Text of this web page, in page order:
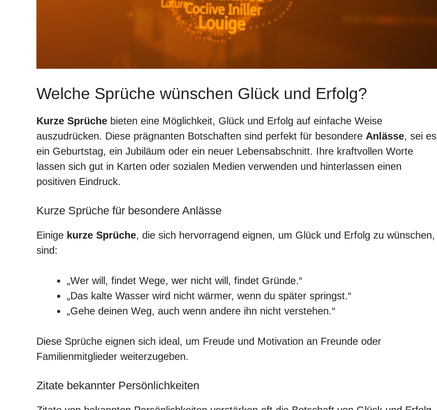
Welche Sprüche wünschen Glück und Erfolg?
Kurze Sprüche bieten eine Möglichkeit, Glück und Erfolg auf einfache Weise
auszudrücken. Diese prägnanten Botschaften sind perfekt für besondere Anlässe, sei es
ein Geburtstag, ein Jubiläum oder ein neuer Lebensabschnitt. Ihre kraftvollen Worte
lassen sich gut in Karten oder sozialen Medien verwenden und hinterlassen einen
positiven Eindruck.
Kurze Sprüche für besondere Anlässe
Einige kurze Sprüche, die sich hervorragend eignen, um Glück und Erfolg zu wünschen,
sind:
„Wer will, findet Wege, wer nicht will, findet Gründe.“
„Das kalte Wasser wird nicht wärmer, wenn du später springst.“
„Gehe deinen Weg, auch wenn andere ihn nicht verstehen.“
Diese Sprüche eignen sich ideal, um Freude und Motivation an Freunde oder
Familienmitglieder weiterzugeben.
Zitate bekannter Persönlichkeiten